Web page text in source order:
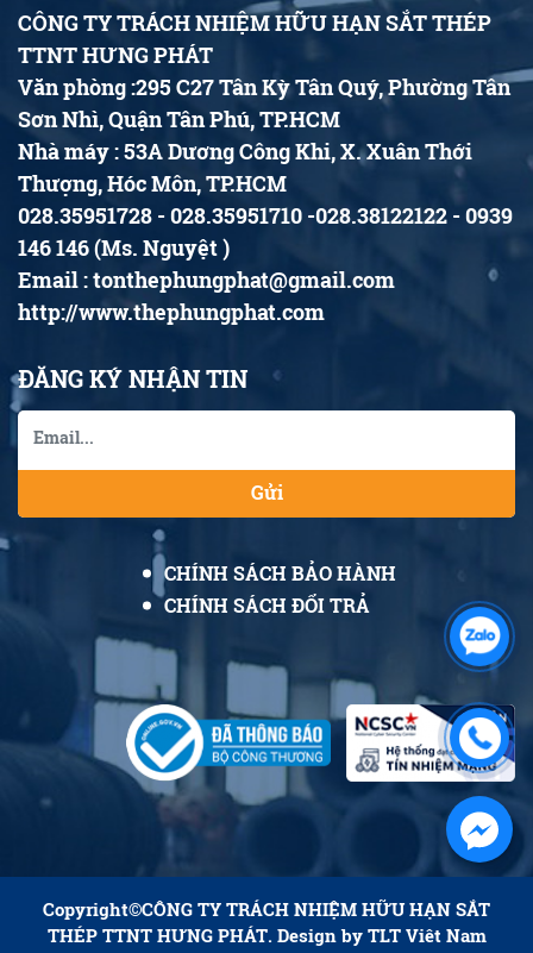
CÔNG TY TRÁCH NHIỆM HỮU HẠN SẮT THÉP
TTNT HƯNG PHÁT
Văn phòng :295 C27 Tân Kỳ Tân Quý, Phường Tân
Sơn Nhì, Quận Tân Phú, TP.HCM
Nhà máy : 53A Dương Công Khi, X. Xuân Thới
Thượng, Hóc Môn, TP.HCM
028.35951728 - 028.35951710 -028.38122122 - 0939
146 146 (Ms. Nguyệt )
Email : tonthephungphat@gmail.com
http://www.thephungphat.com
ĐĂNG KÝ NHẬN TIN
Gửi
CHÍNH SÁCH BẢO HÀNH
CHÍNH SÁCH ĐỔI TRẢ
Copyright©CÔNG TY TRÁCH NHIỆM HỮU HẠN SẮT
THÉP TTNT HƯNG PHÁT. Design by TLT Viêt Nam